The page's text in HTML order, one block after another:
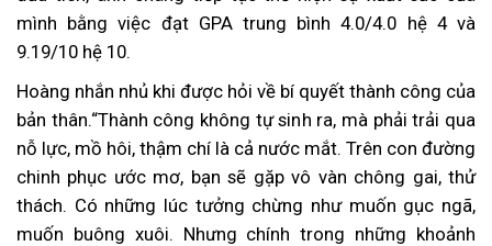
mình bằng việc đạt GPA trung bình 4.0/4.0 hệ 4 và
9.19/10 hệ 10.
Hoàng nhắn nhủ khi được hỏi về bí quyết thành công của
bản thân.“Thành công không tự sinh ra, mà phải trải qua
nỗ lực, mồ hôi, thậm chí là cả nước mắt. Trên con đường
chinh phục ước mơ, bạn sẽ gặp vô vàn chông gai, thử
thách. Có những lúc tưởng chừng như muốn gục ngã,
muốn buông xuôi. Nhưng chính trong những khoảnh